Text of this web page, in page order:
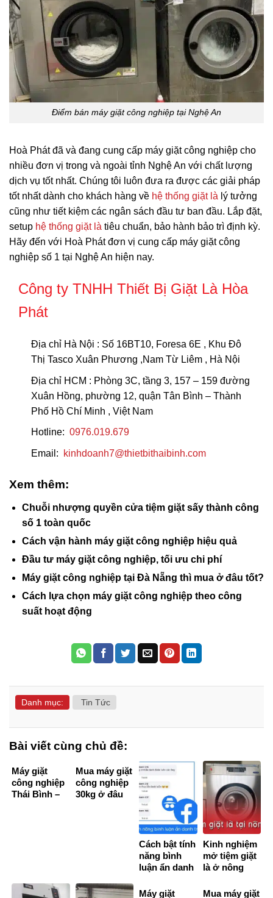
Điểm bán máy giặt công nghiệp tại Nghệ An
Hoà Phát đã và đang cung cấp máy giặt công nghiệp cho
nhiều đơn vị trong và ngoài tỉnh Nghệ An với chất lượng
dịch vụ tốt nhất. Chúng tôi luôn đưa ra được các giải pháp
tốt nhất dành cho khách hàng về hệ thống giặt là lý tưởng
cũng như tiết kiệm các ngân sách đầu tư ban đầu. Lắp đặt,
setup hệ thống giặt là tiêu chuẩn, bảo hành bảo trì định kỳ.
Hãy đến với Hoà Phát đơn vị cung cấp máy giặt công
nghiệp số 1 tại Nghệ An hiện nay.
Công ty TNHH Thiết Bị Giặt Là Hòa
Phát
Địa chỉ Hà Nội : Số 16BT10, Foresa 6E , Khu Đô
Thị Tasco Xuân Phương ,Nam Từ Liêm , Hà Nội
Địa chỉ HCM : Phòng 3C, tầng 3, 157 – 159 đường
Xuân Hồng, phường 12, quận Tân Bình – Thành
Phố Hồ Chí Minh , Việt Nam
Hotline: 0976.019.679
Email: kinhdoanh7@thietbithaibinh.com
Xem thêm:
Chuỗi nhượng quyền cửa tiệm giặt sấy thành công
số 1 toàn quốc
Cách vận hành máy giặt công nghiệp hiệu quả
Đầu tư máy giặt công nghiệp, tối ưu chi phí
Máy giặt công nghiệp tại Đà Nẵng thì mua ở đâu tốt?
Cách lựa chọn máy giặt công nghiệp theo công
suất hoạt động
Danh mục: Tin Tức
Bài viết cùng chủ đề:
Máy giặt
công nghiệp
Thái Bình –
Mua máy giặt
công nghiệp
30kg ở đâu
Cách bật tính
năng bình
luận ẩn danh
Facebook
Kinh nghiệm
mở tiệm giặt
là ở nông
người mới
Máy giặt Mua máy giặt